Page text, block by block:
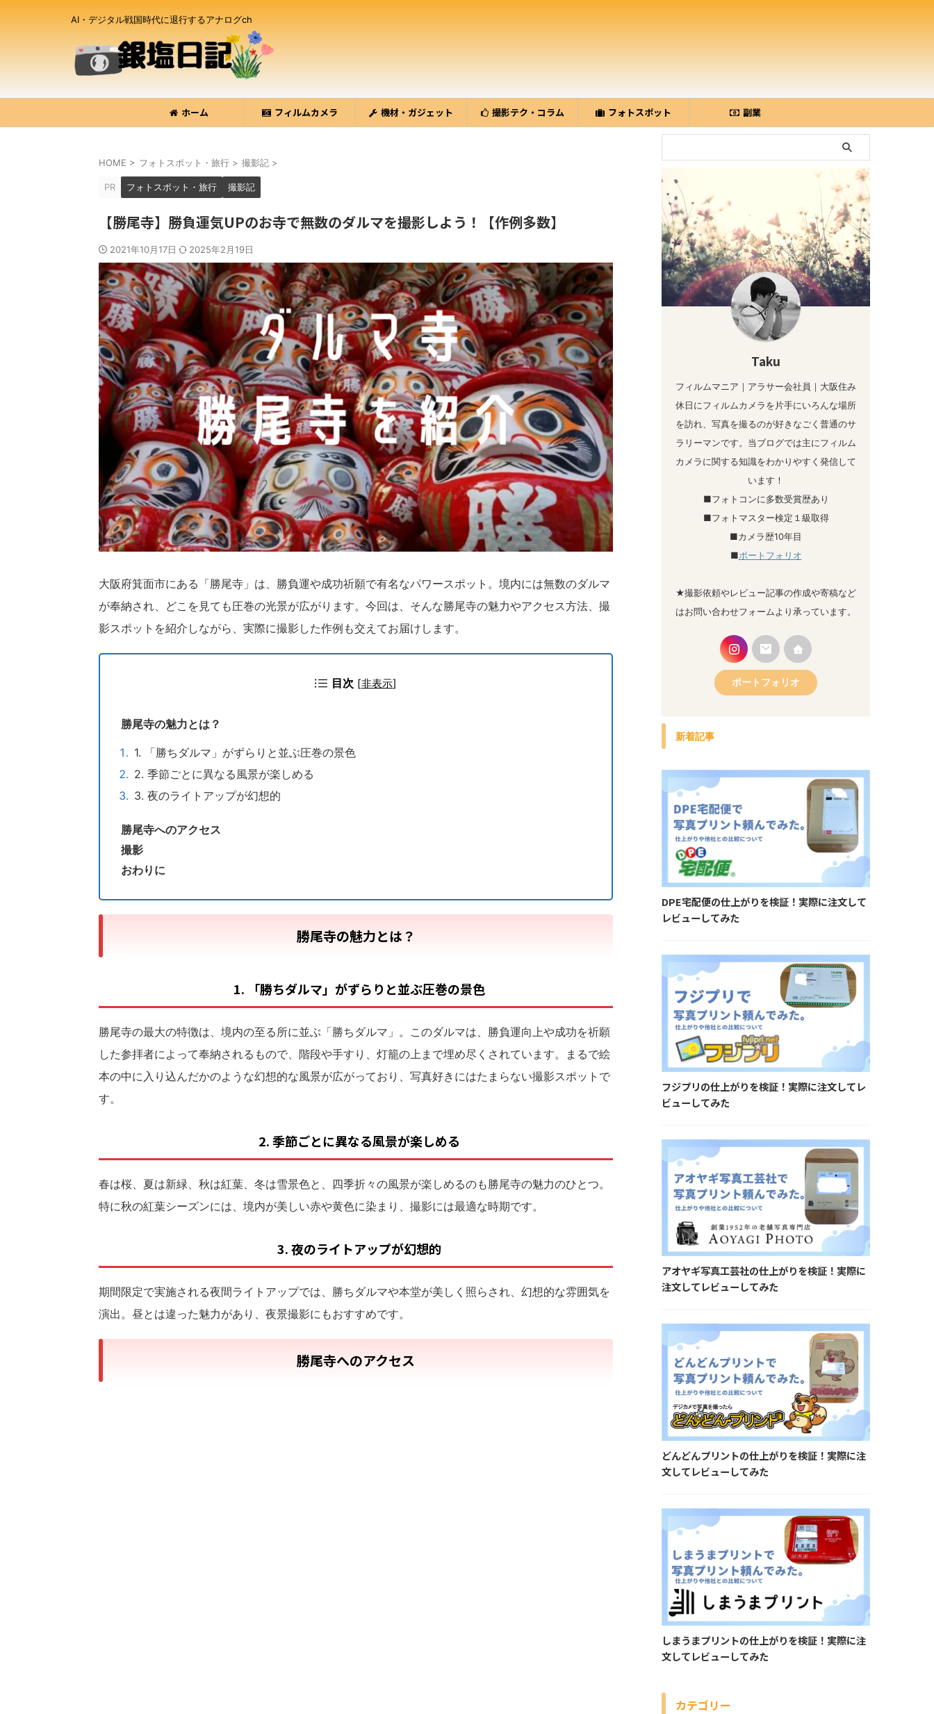
AI・デジタル戦国時代に退行するアナログch
ホーム フィルムカメラ 機材・ガジェット 撮影テク・コラム フォトスポット 副業
HOME > フォトスポット・旅行 > 撮影記 >
PR フォトスポット・旅行 撮影記
【勝尾寺】勝負運気UPのお寺で無数のダルマを撮影しよう！【作例多数】
2021年10月17日 2025年2月19日
大阪府箕面市にある「勝尾寺」は、勝負運や成功祈願で有名なパワースポット。境内には無数のダルマ
が奉納され、どこを見ても圧巻の光景が広がります。今回は、そんな勝尾寺の魅力やアクセス方法、撮
影スポットを紹介しながら、実際に撮影した作例も交えてお届けします。
目次 [非表示]
勝尾寺の魅力とは？
1. 「勝ちダルマ」がずらりと並ぶ圧巻の景色
2. 季節ごとに異なる風景が楽しめる
3. 夜のライトアップが幻想的
勝尾寺へのアクセス
撮影
おわりに
勝尾寺の魅力とは？
1. 「勝ちダルマ」がずらりと並ぶ圧巻の景色
勝尾寺の最大の特徴は、境内の至る所に並ぶ「勝ちダルマ」。このダルマは、勝負運向上や成功を祈願
した参拝者によって奉納されるもので、階段や手すり、灯籠の上まで埋め尽くされています。まるで絵
本の中に入り込んだかのような幻想的な風景が広がっており、写真好きにはたまらない撮影スポットで
す。
2. 季節ごとに異なる風景が楽しめる
春は桜、夏は新緑、秋は紅葉、冬は雪景色と、四季折々の風景が楽しめるのも勝尾寺の魅力のひとつ。
特に秋の紅葉シーズンには、境内が美しい赤や黄色に染まり、撮影には最適な時期です。
3. 夜のライトアップが幻想的
期間限定で実施される夜間ライトアップでは、勝ちダルマや本堂が美しく照らされ、幻想的な雰囲気を
演出。昼とは違った魅力があり、夜景撮影にもおすすめです。
勝尾寺へのアクセス
Taku
フィルムマニア｜アラサー会社員｜大阪住み
休日にフィルムカメラを片手にいろんな場所
を訪れ、写真を撮るのが好きなごく普通のサ
ラリーマンです。当ブログでは主にフィルム
カメラに関する知識をわかりやすく発信して
います！
■フォトコンに多数受賞歴あり
■フォトマスター検定１級取得
■カメラ歴10年目
■ポートフォリオ
★撮影依頼やレビュー記事の作成や寄稿など
はお問い合わせフォームより承っています。
ポートフォリオ
新着記事
DPE宅配便の仕上がりを検証！実際に注文して
レビューしてみた
フジプリの仕上がりを検証！実際に注文してレ
ビューしてみた
アオヤギ写真工芸社の仕上がりを検証！実際に
注文してレビューしてみた
どんどんプリントの仕上がりを検証！実際に注
文してレビューしてみた
しまうまプリントの仕上がりを検証！実際に注
文してレビューしてみた
カテゴリー